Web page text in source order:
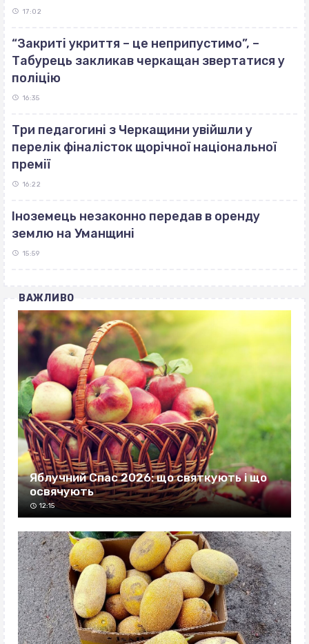
17:02
“Закриті укриття – це неприпустимо”, –
Табурець закликав черкащан звертатися у
поліцію
16:35
Три педагогині з Черкащини увійшли у
перелік фіналісток щорічної національної
премії
16:22
Іноземець незаконно передав в оренду
землю на Уманщині
15:59
ВАЖЛИВО
Яблучний Спас 2026: що святкують і що
освячують
12:15